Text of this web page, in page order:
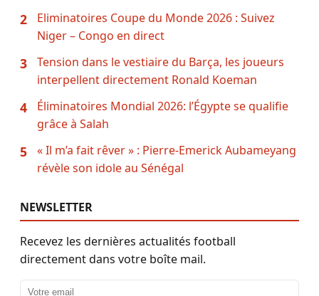
2
Eliminatoires Coupe du Monde 2026 : Suivez
Niger – Congo en direct
3
Tension dans le vestiaire du Barça, les joueurs
interpellent directement Ronald Koeman
4
Éliminatoires Mondial 2026: l’Égypte se qualifie
grâce à Salah
5
« Il m’a fait rêver » : Pierre-Emerick Aubameyang
révèle son idole au Sénégal
NEWSLETTER
Recevez les dernières actualités football
directement dans votre boîte mail.
Adresse email